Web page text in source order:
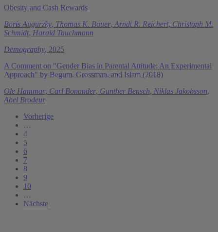
Obesity and Cash Rewards
Boris Augurzky, Thomas K. Bauer, Arndt R. Reichert, Christoph M.
Schmidt, Harald Tauchmann
Demography, 2025
A Comment on "Gender Bias in Parental Attitude: An Experimental
Approach" by Begum, Grossman, and Islam (2018)
Ole Hammar, Carl Bonander, Gunther Bensch, Niklas Jakobsson,
Abel Brodeur
Vorherige
…
4
5
6
7
8
9
10
…
Nächste